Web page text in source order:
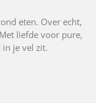
eten. Over echt,
liefde voor pure,
je vel zit.